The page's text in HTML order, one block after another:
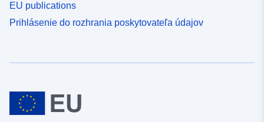
EU publications
Prihlásenie do rozhrania poskytovateľa údajov